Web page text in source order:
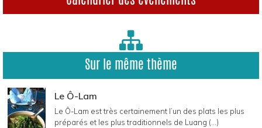
Sur le même thème
Le Ô-Lam
Le Ô-Lam est très certainement l’un des plats les plus
préparés et les plus traditionnels de Luang (...)